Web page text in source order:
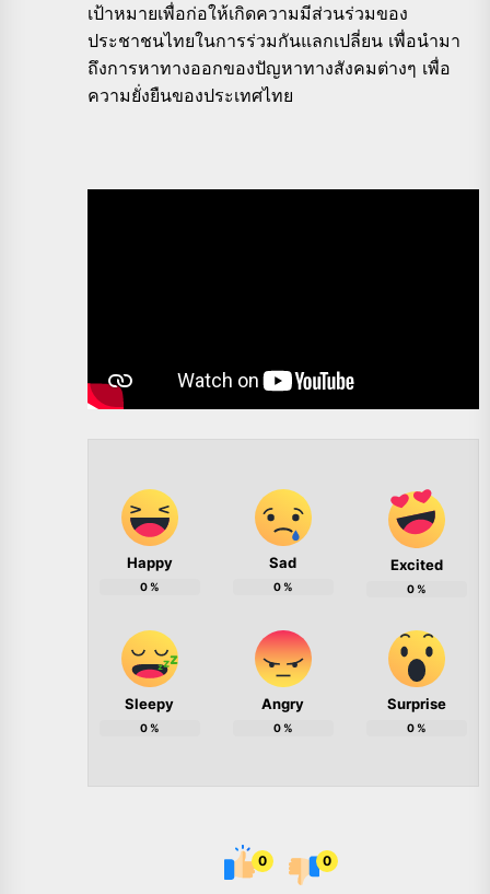
เป้าหมายเพื่อก่อให้เกิดความมีส่วนร่วมของ
ประชาชนไทยในการร่วมกันแลกเปลี่ยน เพื่อนำมา
ถึงการหาทางออกของปัญหาทางสังคมต่างๆ เพื่อ
ความยั่งยืนของประเทศไทย
Happy
0%
Sad
0%
Excited
0%
Sleepy
0%
Angry
0%
Surprise
0%
0 0